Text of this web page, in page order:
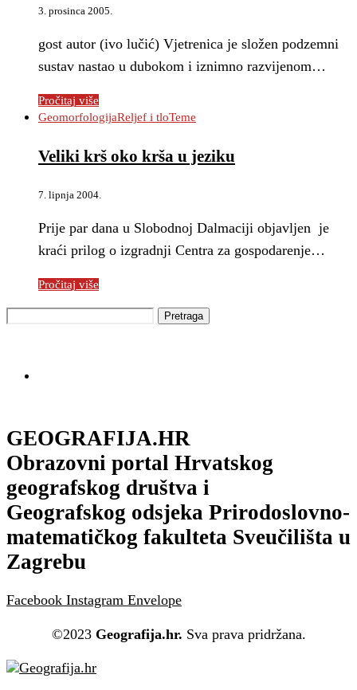
3. prosinca 2005.
gost autor (ivo lučić) Vjetrenica je složen podzemni
sustav nastao u dubokom i iznimno razvijenom…
Pročitaj više
GeomorfologijaReljef i tloTeme
Veliki krš oko krša u jeziku
7. lipnja 2004.
Prije par dana u Slobodnoj Dalmaciji objavljen je
kraći prilog o izgradnji Centra za gospodarenje…
Pročitaj više
GEOGRAFIJA.HR
Obrazovni portal Hrvatskog
geografskog društva i
Geografskog odsjeka Prirodoslovno-
matematičkog fakulteta Sveučilišta u
Zagrebu
Facebook Instagram Envelope
©2023 Geografija.hr. Sva prava pridržana.